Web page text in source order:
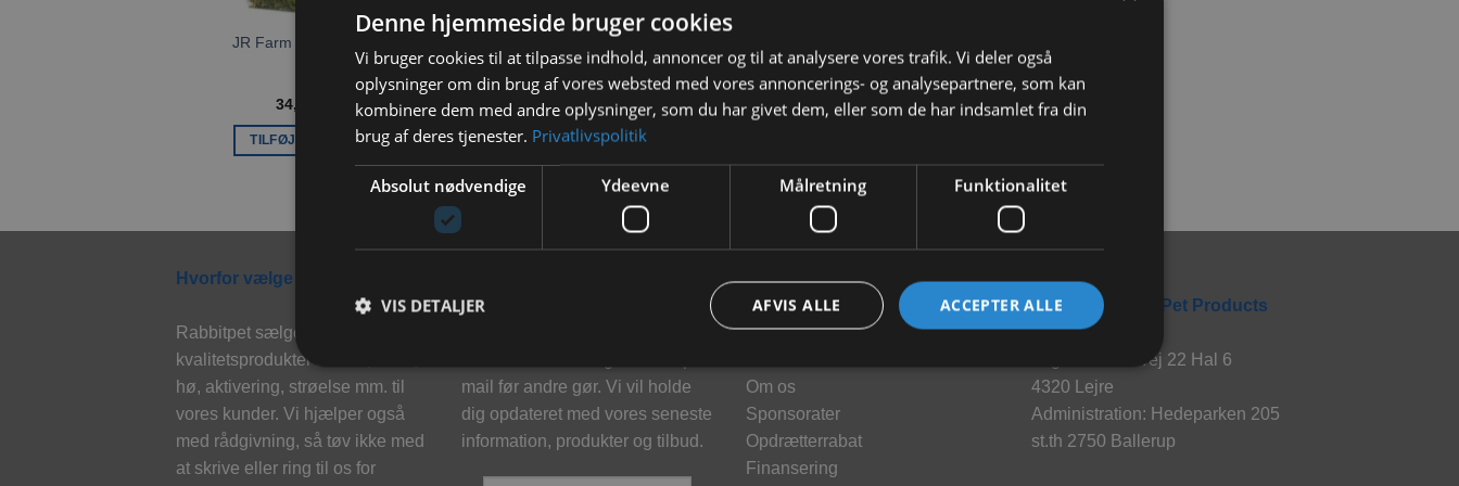
JR Farm Engurt 150g
34,00
TILFØJ TIL KURV
Hvorfor vælge Rabbitpet?
Rabbitpet sælger ikke kun
kvalitetsprodukter såsom, foder,
hø, aktivering, strøelse mm. til
vores kunder. Vi hjælper også
med rådgivning, så tøv ikke med
at skrive eller ring til os for
mail før andre gør. Vi vil holde
dig opdateret med vores seneste
information, produkter og tilbud.
Information
Kontakt
Om os
Sponsorater
Opdrætterrabat
Finansering
Rabbitpet
En del af World Pet Products
Lager: Hvalsøvej 22 Hal 6
4320 Lejre
Administration: Hedeparken 205
st.th 2750 Ballerup
Denne hjemmeside bruger cookies
Vi bruger cookies til at tilpasse indhold, annoncer og til at analysere vores trafik. Vi deler også
oplysninger om din brug af vores websted med vores annoncerings- og analysepartnere, som kan
kombinere dem med andre oplysninger, som du har givet dem, eller som de har indsamlet fra din
brug af deres tjenester. Privatlivspolitik
Absolut nødvendige Ydeevne Målretning Funktionalitet
ACCEPTER ALLE
AFVIS ALLE
VIS DETALJER